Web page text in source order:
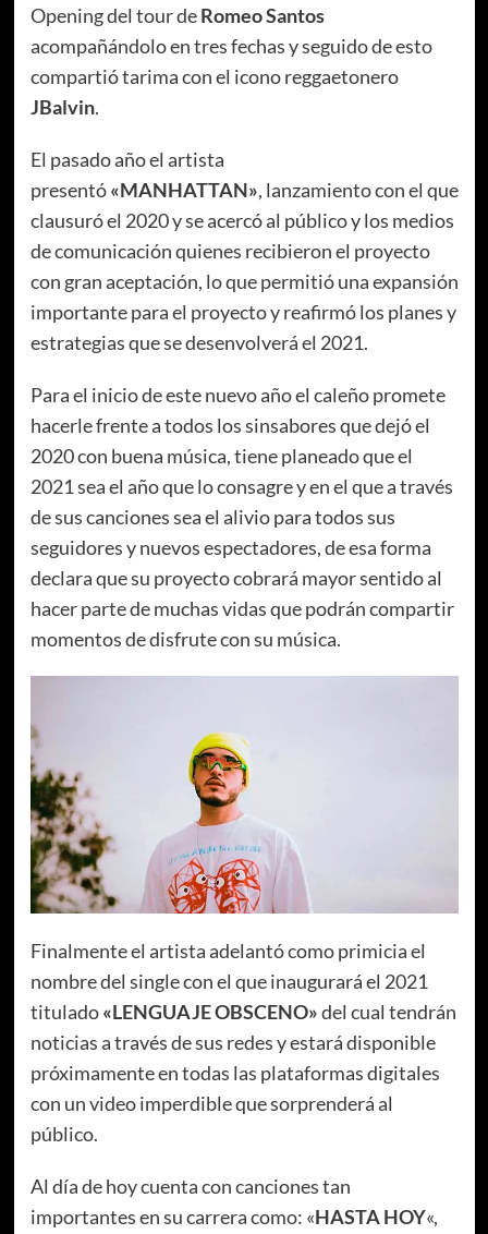
Opening del tour deRomeo Santos
acompañándolo en tres fechas y seguido de esto
compartió tarima con el icono reggaetonero
JBalvin.
El pasado año el artista
presentó«MANHATTAN», lanzamiento con el que
clausuró el 2020 y se acercó al público y los medios
de comunicación quienes recibieron el proyecto
con gran aceptación, lo que permitió una expansión
importante para el proyecto y reafirmó los planes y
estrategias que se desenvolverá el 2021.
Para el inicio de este nuevo año el caleño promete
hacerle frente a todos los sinsabores que dejó el
2020 con buena música, tiene planeado que el
2021 sea el año que lo consagre y en el que a través
de sus canciones sea el alivio para todos sus
seguidores y nuevos espectadores, de esa forma
declara que su proyecto cobrará mayor sentido al
hacer parte de muchas vidas que podrán compartir
momentos de disfrute con su música.
Finalmente el artista adelantó como primicia el
nombre del single con el que inaugurará el 2021
titulado«LENGUAJE OBSCENO»del cual tendrán
noticias a través de sus redes y estará disponible
próximamente en todas las plataformas digitales
con un video imperdible que sorprenderá al
público.
Al día de hoy cuenta con canciones tan
importantes en su carrera como: «HASTA HOY«,